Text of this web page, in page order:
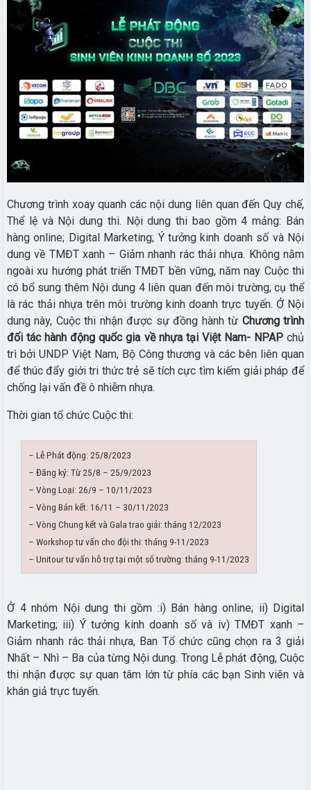
Chương trình xoay quanh các nội dung liên quan đến Quy chế,
Thể lệ và Nội dung thi. Nội dung thi bao gồm 4 mảng: Bán
hàng online; Digital Marketing; Ý tưởng kinh doanh số và Nội
dung về TMĐT xanh – Giảm nhanh rác thải nhựa. Không nằm
ngoài xu hướng phát triển TMĐT bền vững, năm nay Cuộc thi
có bổ sung thêm Nội dung 4 liên quan đến môi trường, cụ thể
là rác thải nhựa trên môi trường kinh doanh trực tuyến. Ở Nội
dung này, Cuộc thi nhận được sự đồng hành từ Chương trình
đối tác hành động quốc gia về nhựa tại Việt Nam- NPAP chủ
trì bởi UNDP Việt Nam, Bộ Công thương và các bên liên quan
để thúc đẩy giới tri thức trẻ sẽ tích cực tìm kiếm giải pháp để
chống lại vấn đề ô nhiễm nhựa.
Thời gian tổ chức Cuộc thi:
– Lễ Phát động: 25/8/2023
– Đăng ký: Từ 25/8 – 25/9/2023
– Vòng Loại: 26/9 – 10/11/2023
– Vòng Bán kết: 16/11 – 30/11/2023
– Vòng Chung kết và Gala trao giải: tháng 12/2023
– Workshop tư vấn cho đội thi: tháng 9-11/2023
– Unitour tư vấn hỗ trợ tại một số trường: tháng 9-11/2023
Ở 4 nhóm Nội dung thi gồm :i) Bán hàng online; ii) Digital
Marketing; iii) Ý tưởng kinh doanh số và iv) TMĐT xanh –
Giảm nhanh rác thải nhựa, Ban Tổ chức cũng chọn ra 3 giải
Nhất – Nhì – Ba của từng Nội dung. Trong Lễ phát động, Cuộc
thi nhận được sự quan tâm lớn từ phía các bạn Sinh viên và
khán giả trực tuyến.